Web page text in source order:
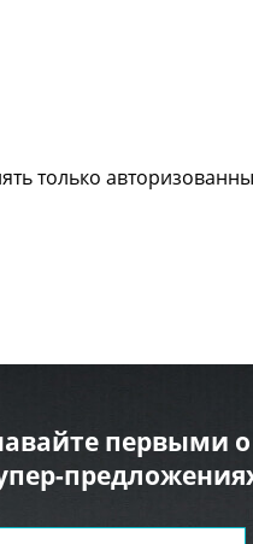
только
первыми